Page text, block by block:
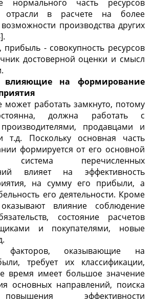
нормального часть ресурсов
отрасли в расчете на более
производства других
- совокупность ресурсов
достоверной оценки и смысл
влияющие на формирование
может работать замкнуто, потому
должна работать с
продавцами и
т.д. Поскольку основная часть
формируется от его основной
система перечисленных
влияет на эффективность
на сумму его прибыли, а
его деятельности. Кроме
влияние соблюдение
состояние расчетов
и покупателями, новые
факторов, оказывающие на
требует их классификации,
время имеет большое значение
основных направлений, поиска
эффективности